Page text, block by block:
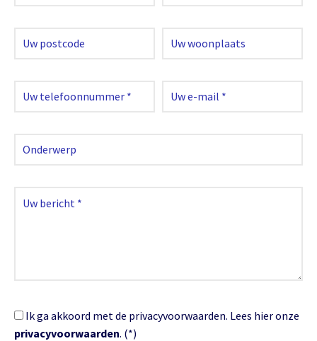
Ik ga akkoord met de privacyvoorwaarden. Lees hier onze
privacyvoorwaarden. (*)